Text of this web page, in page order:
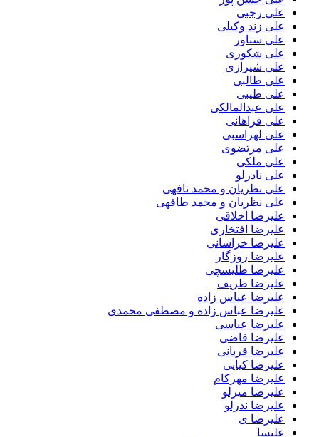
علی رجبی
علی زند وکیلی
علی سناور
علی شکوری
علی شیرازی
علی طالبی
علی طیبی
علی عبدالمالکی
علی فراهانی
علی لهراسبی
علی مرتضوی
علی ملکی
علی نادرلو
علی نظریان و محمد تافهی
علی نظریان و محمد طافهی
علیرضا اخلاقی
علیرضا افتخاری
علیرضا خراسانی
علیرضا روزگار
علیرضا طلیسچی
علیرضا ظریف
علیرضا عباس زاده
علیرضا عباس زاده و مصطفی محمدی
علیرضا عباسی
علیرضا قاضی
علیرضا قربانی
علیرضا کیایی
علیرضا مهرکام
علیرضا میرلو
علیرضا ندرلو
علیرضا ی
علیسا